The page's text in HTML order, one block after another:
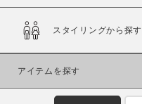
商品タイプ
通常商品
スタイリングから探す
アイテムを探す